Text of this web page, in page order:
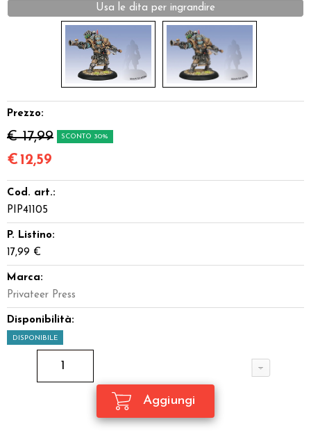
Accessori
Giocattoli e Gadget
Offerte del Dragone
Usa le dita per ingrandire
Prezzo:
€ 17,99 SCONTO 30%
€ 12,59
Cod. art.:
PIP41105
P. Listino:
17,99 €
Marca:
Privateer Press
Disponibilità:
DISPONIBILE